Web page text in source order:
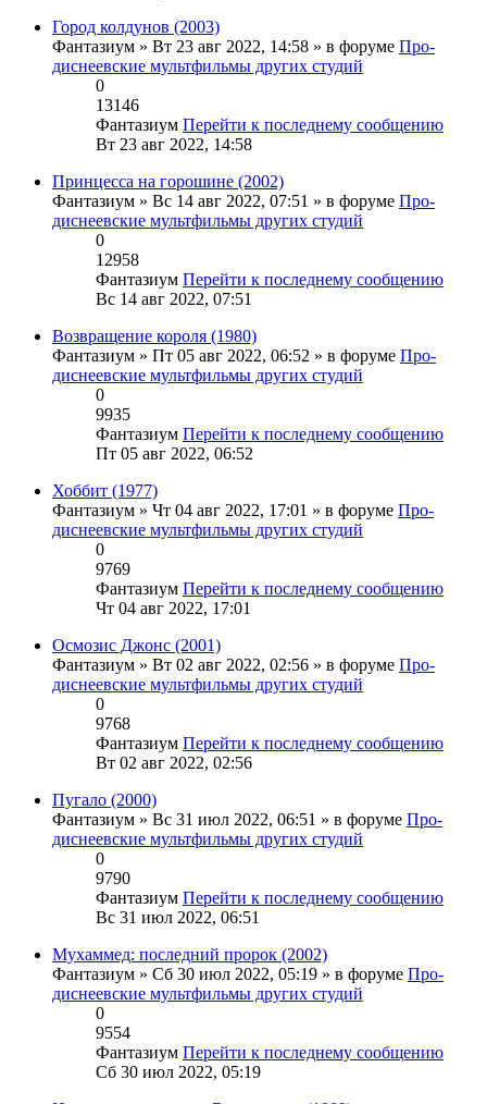
Город колдунов (2003)
Фантазиум » Вт 23 авг 2022, 14:58 » в форуме Про-
диснеевские мультфильмы других студий
0
13146
Фантазиум Перейти к последнему сообщению
Вт 23 авг 2022, 14:58
Принцесса на горошине (2002)
Фантазиум » Вс 14 авг 2022, 07:51 » в форуме Про-
диснеевские мультфильмы других студий
0
12958
Фантазиум Перейти к последнему сообщению
Вс 14 авг 2022, 07:51
Возвращение короля (1980)
Фантазиум » Пт 05 авг 2022, 06:52 » в форуме Про-
диснеевские мультфильмы других студий
0
9935
Фантазиум Перейти к последнему сообщению
Пт 05 авг 2022, 06:52
Хоббит (1977)
Фантазиум » Чт 04 авг 2022, 17:01 » в форуме Про-
диснеевские мультфильмы других студий
0
9769
Фантазиум Перейти к последнему сообщению
Чт 04 авг 2022, 17:01
Осмозис Джонс (2001)
Фантазиум » Вт 02 авг 2022, 02:56 » в форуме Про-
диснеевские мультфильмы других студий
0
9768
Фантазиум Перейти к последнему сообщению
Вт 02 авг 2022, 02:56
Пугало (2000)
Фантазиум » Вс 31 июл 2022, 06:51 » в форуме Про-
диснеевские мультфильмы других студий
0
9790
Фантазиум Перейти к последнему сообщению
Вс 31 июл 2022, 06:51
Мухаммед: последний пророк (2002)
Фантазиум » Сб 30 июл 2022, 05:19 » в форуме Про-
диснеевские мультфильмы других студий
0
9554
Фантазиум Перейти к последнему сообщению
Сб 30 июл 2022, 05:19